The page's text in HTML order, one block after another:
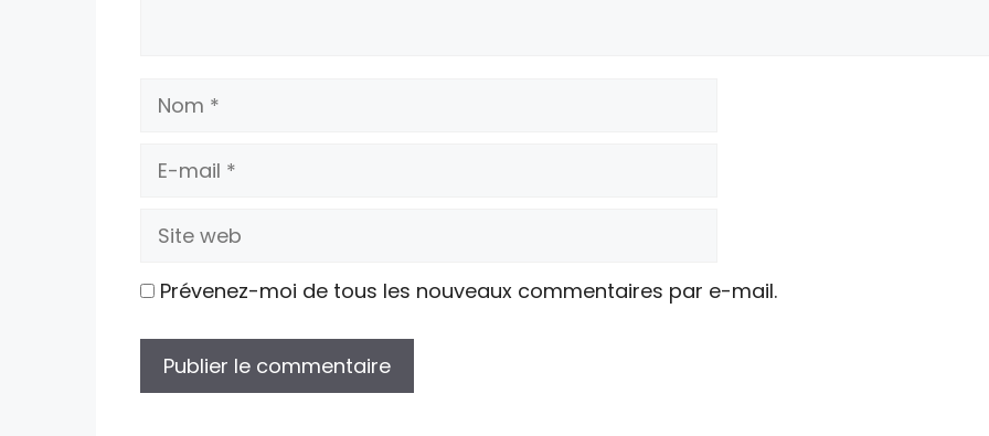
Nom
E-
Site
Prévenez-moi de tous les nouveaux commentaires par e-mail.